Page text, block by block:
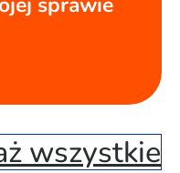
wszystkie